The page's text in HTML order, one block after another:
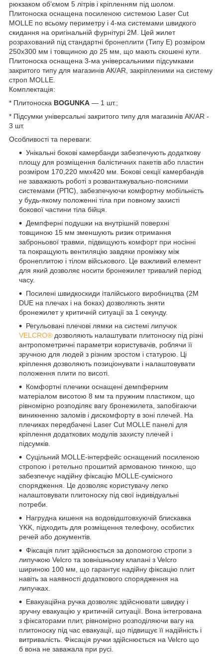
рюкзаком об’ємом 5 літрів і кріпленням під шолом.
Плитоноска оснащена посиленою системою Laser Cut
MOLLE по всьому периметру і 4-ма системами швидкого
скидання на оригінальній фурнітурі 2М. Цей жилет
розрахований під стандартні бронеплити (Типу Е) розміром
250х300 мм і товщиною до 25 мм, що мають скошені кути.
Плитоноска оснащена 3-ма універсальними підсумками
закритого типу для магазинів АК/AR, закріпленими на систему
строп MOLLE.
Комплектація:
* Плитоноска BOGUNKA — 1 шт.;
* Підсумки універсальні закритого типу для магазинів АК/AR -
3 шт.
Особливості та переваги:
Унікальні бокові камербанди забезпечують додаткову
площу для розміщення балістичних пакетів або пластин
розміром 170,220 ммх420 мм. Бокові секції камербандів
не заважають роботі з розвантажувально-поясними
системами (РПС), забезпечуючи комфортну мобільність
у будь-якому положенні тіла при повному захисті
бокової частини тіла бійця.
Демпферні подушки на внутрішній поверхні
товщиною 15 мм зменшують ризик отримання
заброньової травми, підвищують комфорт при носінні
та покращують вентиляцію завдяки проміжку між
бронеплитою і тілом військового. Це важливий елемент
для який дозволяє носити бронежилет тривалий період
часу.
Посилені швидкоскиди італійського виробництва (2M
DUE на плечах і на боках) дозволяють зняти
бронежилет у критичній ситуації за 1 секунду.
Регульовані плечові лямки на системі липучок
VELCRO® дозволяють налаштувати плитоноску під різні
антропометричні параметри користувачів, роблячи її
зручною для людей з різним зростом і статурою. Ці
кріплення дозволяють позиціонувати і налаштовувати
положення плити по висоті.
Комфортні плечики оснащені демпферним
матеріалом висотою 8 мм та пружним пластиком, що
рівномірно розподіляє вагу бронежилета, запобігаючи
виникненню заломів і дискомфорту в зоні плечей. На
плечиках передбачені Laser Cut MOLLE панелі для
кріплення додаткових модулів захисту плечей і
підсумків.
Суцільний MOLLE-інтерфейс оснащений посиленою
стропою і ретельно прошитий армованою тинкою, що
забезпечує надійну фіксацію MOLLE-сумісного
спорядження. Це дозволяє користувачу легко
налаштовувати плитоноску під свої індивідуальні
потреби.
Нагрудна кишеня на водовідштовхуючій блискавка
YKK, підходить для розміщення телефону, особистих
речей або документів.
Фіксація плит здійснюється за допомогою стропи з
липучкою Velcro та зовнішньому клапані з Velcro
шириною 100 мм, що гарантує надійну фіксацію плит
навіть за наявності додаткового спорядження на
липучках.
Евакуаційна ручка дозволяє здійснювати швидку і
зручну евакуацію у критичній ситуації. Вона інтегрована
з фіксаторами плит, рівномірно розподіляючи вагу на
плитоноску під час евакуації, що підвищує її надійність і
витривалість. Фіксація ручки здійснюється на Velcro що
б вона не заважала при русі.